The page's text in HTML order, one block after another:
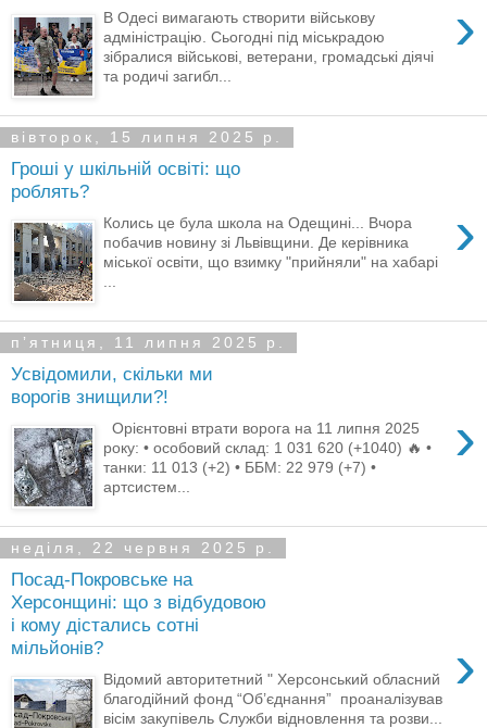
›
В Одесі вимагають створити військову
адміністрацію. Сьогодні під міськрадою
зібралися військові, ветерани, громадські діячі
та родичі загибл...
вівторок, 15 липня 2025 р.
Гроші у шкільній освіті: що
роблять?
›
Колись це була школа на Одещині... Вчора
побачив новину зі Львівщини. Де керівника
міської освіти, що взимку "прийняли" на хабарі
пʼятниця, 11 липня 2025 р.
Усвідомили, скільки ми
ворогів знищили?!
›
Орієнтовні втрати ворога на 11 липня 2025
року: • особовий склад: 1 031 620 (+1040) 🔥 •
танки: 11 013 (+2) • ББМ: 22 979 (+7) •
артсистем...
неділя, 22 червня 2025 р.
Посад-Покровське на
Херсонщині: що з відбудовою
і кому дістались сотні
мільйонів?
›
Відомий авторитетний " Херсонський обласний
благодійний фонд “Об’єднання” проаналізував
вісім закупівель Служби відновлення та розви...